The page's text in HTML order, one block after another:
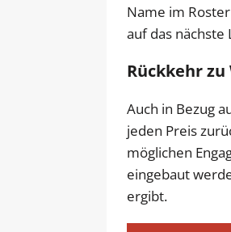
Name im
auf das nächste
Rückkehr
Auch in Bezug
jeden Preis
möglichen
eingebaut
ergibt.